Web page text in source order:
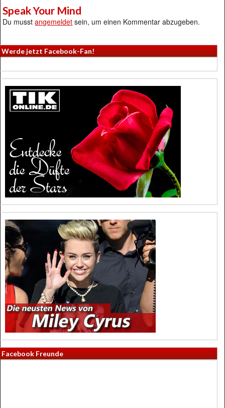
Speak Your Mind
Du musstangemeldet sein, um einen Kommentar abzugeben.
Werde jetzt Facebook-Fan!
Facebook Freunde